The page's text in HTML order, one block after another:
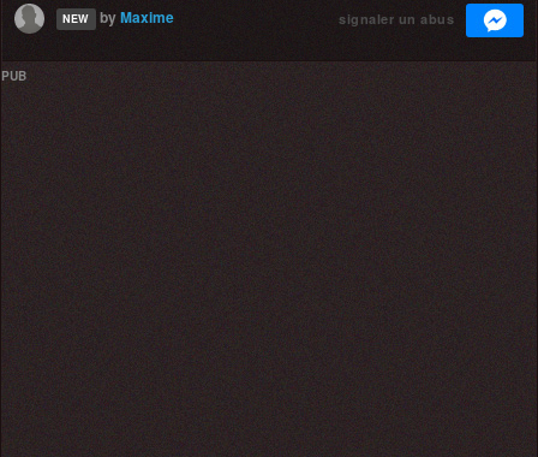
NEW byMaxime signaler un abus
PUB